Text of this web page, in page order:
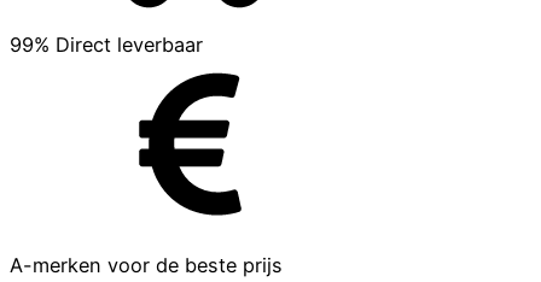
99% Direct leverbaar
A-merken voor de beste prijs